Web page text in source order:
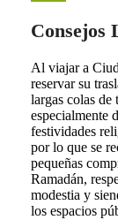
Consejos
Al viajar a
reservar su
largas colas
especialmente
festividades
por lo que se
pequeñas
Ramadán,
modestia y
los espacios